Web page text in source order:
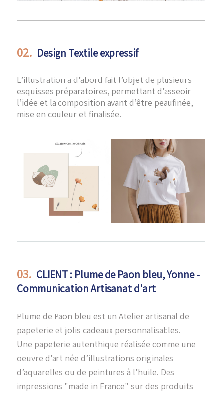
02. Design Textile expressif
L’illustration a d’abord fait l’objet de plusieurs
esquisses préparatoires, permettant d’asseoir
l’idée et la composition avant d’être peaufinée,
mise en couleur et finalisée.
03. CLIENT : Plume de Paon bleu, Yonne -
Communication Artisanat d'art
Plume de Paon bleu est un Atelier artisanal de
papeterie et jolis cadeaux personnalisables.
Une papeterie autenthique réalisée comme une
oeuvre d’art née d’illustrations originales
d’aquarelles ou de peintures à l’huile. Des
impressions "made in France" sur des produits